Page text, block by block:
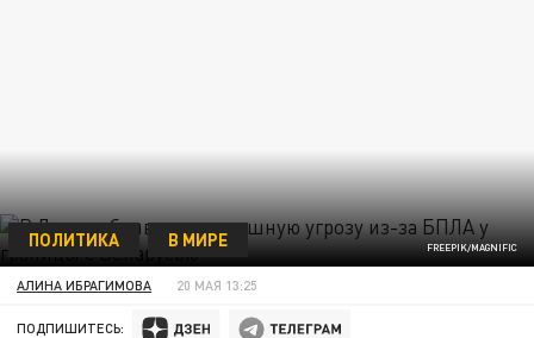
FREEPIK/MAGNIFIC
ПОЛИТИКА В МИРЕ
АЛИНА ИБРАГИМОВА 20 МАЯ 13:25
ПОДПИШИТЕСЬ: